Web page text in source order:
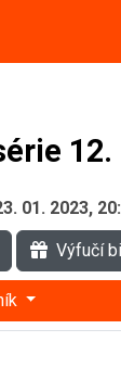
01. 2023,
Výfučí